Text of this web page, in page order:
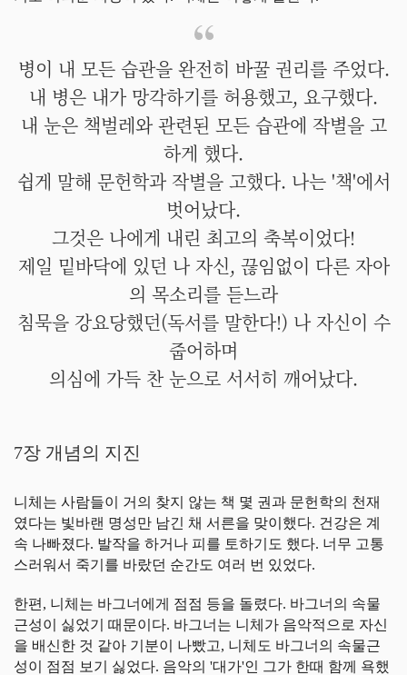
병이 내 모든 습관을 완전히 바꿀 권리를 주었다.
내 병은 내가 망각하기를 허용했고, 요구했다.
내 눈은 책벌레와 관련된 모든 습관에 작별을 고
하게 했다.
쉽게 말해 문헌학과 작별을 고했다. 나는 '책'에서
벗어났다.
그것은 나에게 내린 최고의 축복이었다!
제일 밑바닥에 있던 나 자신, 끊임없이 다른 자아
의 목소리를 듣느라
침묵을 강요당했던(독서를 말한다!) 나 자신이 수
줍어하며
의심에 가득 찬 눈으로 서서히 깨어났다.
7장 개념의 지진
니체는 사람들이 거의 찾지 않는 책 몇 권과 문헌학의 천재
였다는 빛바랜 명성만 남긴 채 서른을 맞이했다. 건강은 계
속 나빠졌다. 발작을 하거나 피를 토하기도 했다. 너무 고통
스러워서 죽기를 바랐던 순간도 여러 번 있었다.
한편, 니체는 바그너에게 점점 등을 돌렸다. 바그너의 속물
근성이 싫었기 때문이다. 바그너는 니체가 음악적으로 자신
을 배신한 것 같아 기분이 나빴고, 니체도 바그너의 속물근
성이 점점 보기 싫었다. 음악의 '대가'인 그가 한때 함께 욕했